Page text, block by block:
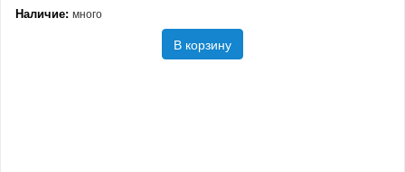
Наличие: много
В корзину